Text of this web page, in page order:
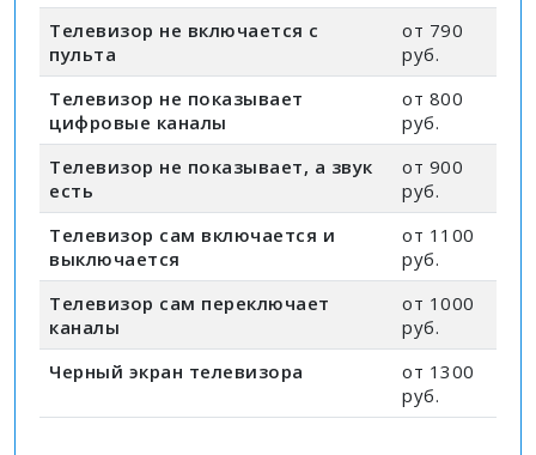
Телевизор не включается с
пульта
от 790
руб.
Телевизор не показывает
цифровые каналы
от 800
руб.
Телевизор не показывает, а звук
есть
от 900
руб.
Телевизор сам включается и
выключается
от 1100
руб.
Телевизор сам переключает
каналы
от 1000
руб.
Черный экран телевизора
от 1300
руб.